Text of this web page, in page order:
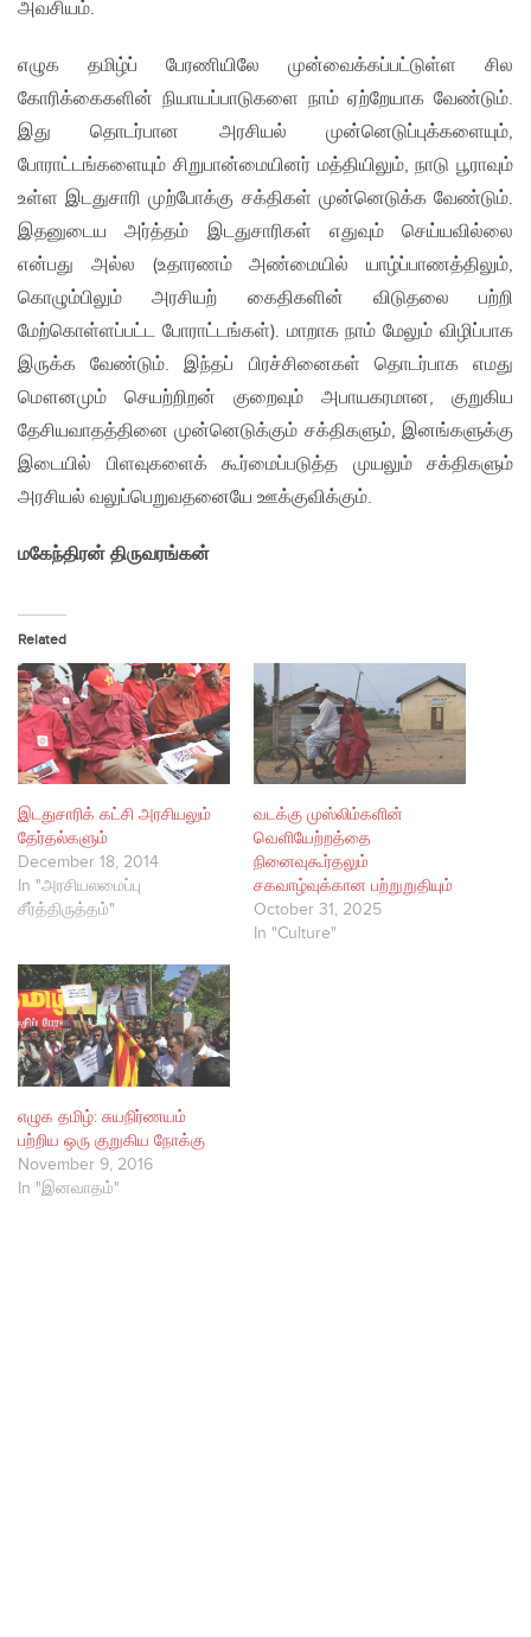
அவசியம்.
எழுக தமிழ்ப் பேரணியிலே முன்வைக்கப்பட்டுள்ள சில‌
கோரிக்கைகளின் நியாயப்பாடுகளை நாம் ஏற்றேயாக வேண்டும்.
இது தொடர்பான அரசியல் முன்னெடுப்புக்களையும்,
போராட்டங்களையும் சிறுபான்மையினர் மத்தியிலும், நாடு பூராவும்
உள்ள‌ இடதுசாரி முற்போக்கு சக்திகள் முன்னெடுக்க வேண்டும்.
இதனுடைய அர்த்தம் இடதுசாரிகள் எதுவும் செய்யவில்லை
என்பது அல்ல (உதாரணம் அண்மையில் யாழ்ப்பாணத்திலும்,
கொழும்பிலும் அரசியற் கைதிகளின் விடுதலை பற்றி
மேற்கொள்ளப்பட்ட போராட்டங்கள்). மாறாக நாம் மேலும் விழிப்பாக
இருக்க வேண்டும். இந்தப் பிரச்சினைகள் தொடர்பாக‌ எமது
மௌனமும் செயற்றிறன் குறைவும் அபாயகரமான, குறுகிய
தேசியவாதத்தினை முன்னெடுக்கும் சக்திகளும், இனங்களுக்கு
இடையில் பிளவுகளைக் கூர்மைப்படுத்த முயலும் சக்திகளும்
அரசியல் வலுப்பெறுவதனையே ஊக்குவிக்கும்.
மகேந்திரன் திருவரங்கன்
Related
இடதுசாரிக் கட்சி அரசியலும்
தேர்தல்களும்
December 18, 2014
In "அரசியலமைப்பு
சீர்த்திருத்தம்"
வடக்கு முஸ்லிம்களின்
வெளியேற்றத்தை
நினைவுகூர்தலும்
சகவாழ்வுக்கான பற்றுறுதியும்
October 31, 2025
In "Culture"
எழுக தமிழ்: சுயநிர்ணயம்
பற்றிய ஒரு குறுகிய நோக்கு
November 9, 2016
In "இனவாதம்"